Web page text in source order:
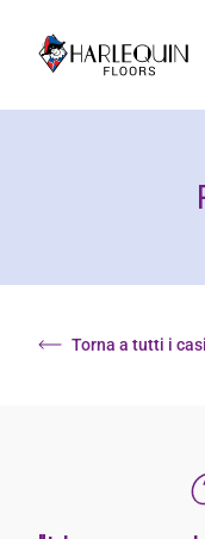
Torna a tutti i